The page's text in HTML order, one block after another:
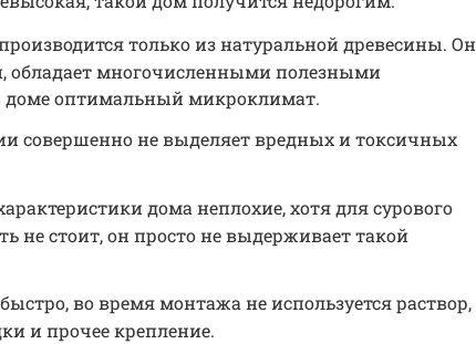
только из натуральной древесины. Он
обладает многочисленными полезными
доме оптимальный микроклимат.
совершенно не выделяет вредных и токсичных
дома неплохие, хотя для сурового
не стоит, он просто не выдерживает такой
во время монтажа не используется раствор,
и прочее крепление.